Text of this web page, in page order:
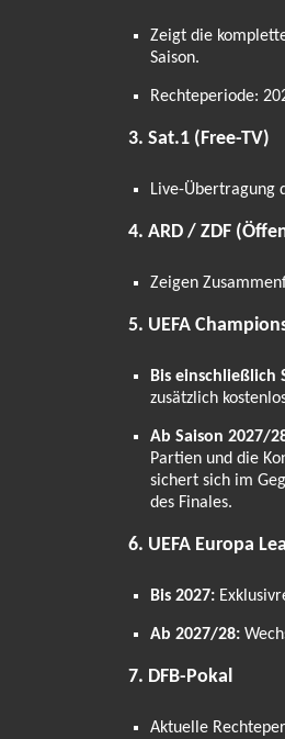
Zeigt die
Saison.
Rechteperiode:
3. Sat.1 (Free-TV)
Live-Übertragung
4. ARD / ZDF
Zeigen
5. UEFA
Bis einschließlich
zusätzlich
Ab Saison 2027/
Partien und die
sichert sich im
des Finales.
6. UEFA Europa
Bis 2027:
Ab 2027/28:
7. DFB-Pokal
Aktuelle